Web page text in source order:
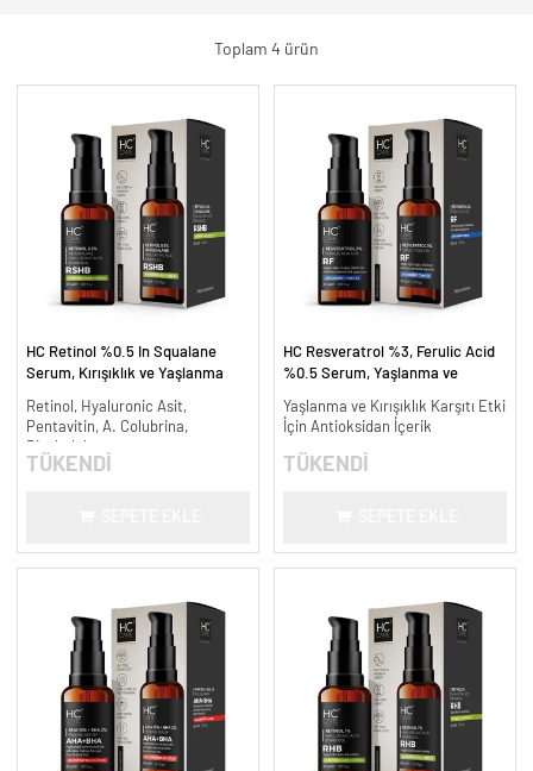
Toplam 4 ürün
HC Retinol %0.5 In Squalane
Serum, Kırışıklık ve Yaşlanma
Retinol, Hyaluronic Asit,
Pentavitin, A. Colubrina,
Bisabolol
TÜKENDİ
HC Resveratrol %3, Ferulic Acid
%0.5 Serum, Yaşlanma ve
Yaşlanma ve Kırışıklık Karşıtı Etki
İçin Antioksidan İçerik
TÜKENDİ